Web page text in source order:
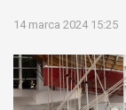
14 marca 2024 15:25